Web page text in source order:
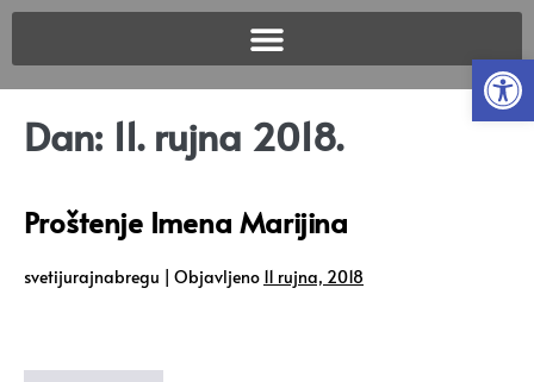
Dan: 11. rujna 2018.
Proštenje Imena Marijina
svetijurajnabregu | Objavljeno 11 rujna, 2018